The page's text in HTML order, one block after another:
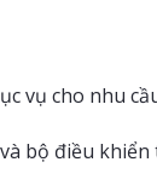
vụ cho nhu
bộ điều